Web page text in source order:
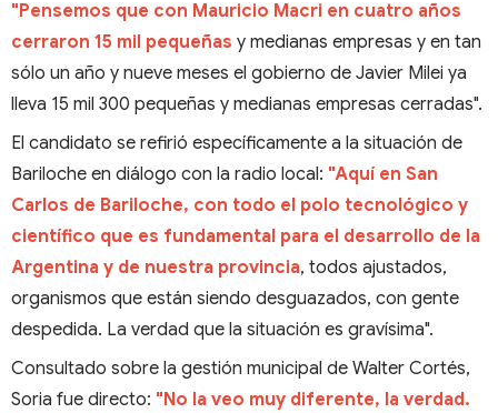
"Pensemos que con Mauricio Macri en cuatro años
cerraron 15 mil pequeñas y medianas empresas y en tan
sólo un año y nueve meses el gobierno de Javier Milei ya
lleva 15 mil 300 pequeñas y medianas empresas cerradas".
El candidato se refirió específicamente a la situación de
Bariloche en diálogo con la radio local: "Aquí en San
Carlos de Bariloche, con todo el polo tecnológico y
científico que es fundamental para el desarrollo de la
Argentina y de nuestra provincia, todos ajustados,
organismos que están siendo desguazados, con gente
despedida. La verdad que la situación es gravísima".
Consultado sobre la gestión municipal de Walter Cortés,
Soria fue directo: "No la veo muy diferente, la verdad.